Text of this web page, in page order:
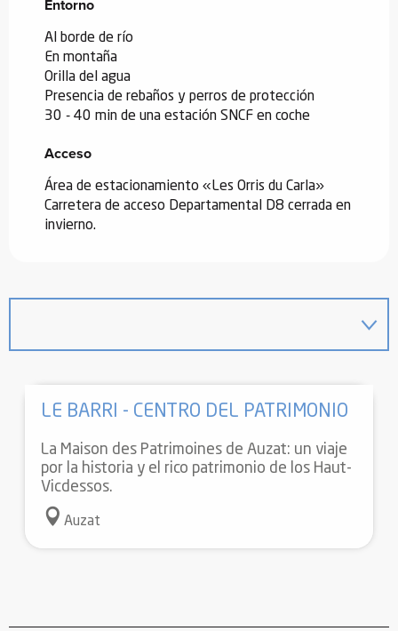
Entorno
Entorno
Al borde de río
En montaña
Orilla del agua
Presencia de rebaños y perros de protección
30 - 40 min de una estación SNCF en coche
Acceso
Acceso
Área de estacionamiento «Les Orris du Carla»
Carretera de acceso Departamental D8 cerrada en
invierno.
LE BARRI - CENTRO DEL PATRIMONIO
La Maison des Patrimoines de Auzat: un viaje
por la historia y el rico patrimonio de los Haut-
Vicdessos.
Auzat